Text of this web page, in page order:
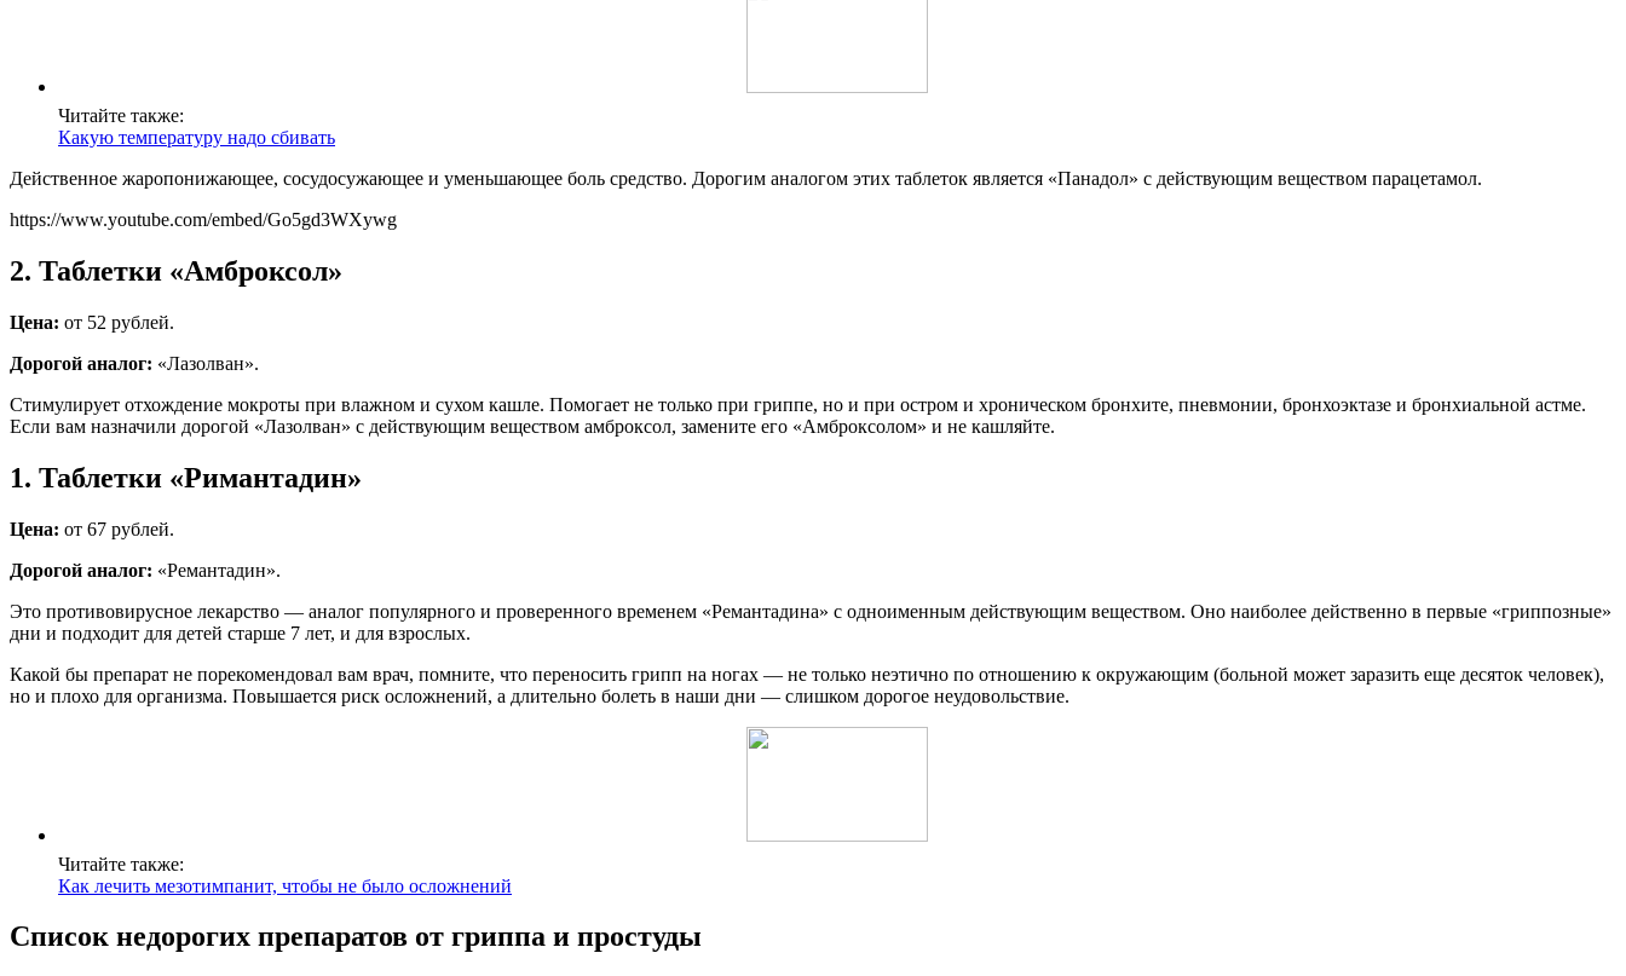
Читайте также:
Какую температуру надо сбивать
Действенное жаропонижающее, сосудосужающее и уменьшающее боль средство. Дорогим аналогом этих таблеток является «Панадол» с действующим веществом парацетамол.
https://www.youtube.com/embed/Go5gd3WXywg
2. Таблетки «Амброксол»
Цена: от 52 рублей.
Дорогой аналог: «Лазолван».
Стимулирует отхождение мокроты при влажном и сухом кашле. Помогает не только при гриппе, но и при остром и хроническом бронхите, пневмонии, бронхоэктазе и бронхиальной астме.
Если вам назначили дорогой «Лазолван» с действующим веществом амброксол, замените его «Амброксолом» и не кашляйте.
1. Таблетки «Римантадин»
Цена: от 67 рублей.
Дорогой аналог: «Ремантадин».
Это противовирусное лекарство — аналог популярного и проверенного временем «Ремантадина» с одноименным действующим веществом. Оно наиболее действенно в первые «гриппозные»
дни и подходит для детей старше 7 лет, и для взрослых.
Какой бы препарат не порекомендовал вам врач, помните, что переносить грипп на ногах — не только неэтично по отношению к окружающим (больной может заразить еще десяток человек),
но и плохо для организма. Повышается риск осложнений, а длительно болеть в наши дни — слишком дорогое неудовольствие.
Читайте также:
Как лечить мезотимпанит, чтобы не было осложнений
Список недорогих препаратов от гриппа и простуды